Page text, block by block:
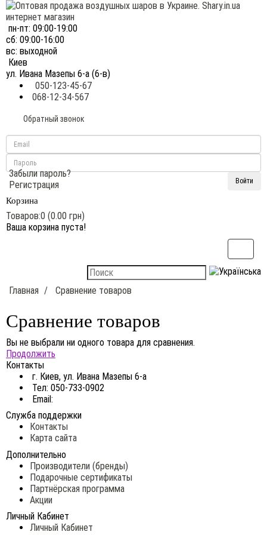
пн-пт: 09:00-19:00
сб: 09:00-16:00
вс: выходной
Киев
ул. Ивана Мазепы 6-а (6-в)
050-123-45-67
068-12-34-567
Обратный звонок
Забыли пароль?
Регистрация
Корзина
Товаров:0 (0.00 грн)
Ваша корзина пуста!
Главная Сравнение товаров
Сравнение товаров
Вы не выбрали ни одного товара для сравнения.
Продолжить
Контакты
г. Киев, ул. Ивана Мазепы 6-а
Тел: 050-733-0902
Email:
Служба поддержки
Контакты
Карта сайта
Дополнительно
Производители (бренды)
Подарочные сертификаты
Партнёрская программа
Акции
Личный Кабинет
Личный Кабинет